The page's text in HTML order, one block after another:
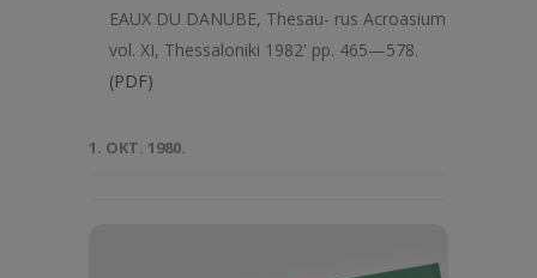
EAUX DU DANUBE, Thesau- rus Acroasium
vol. XI, Thessaloniki 1982' pp. 465—578.
(PDF)
1. OKT. 1980.